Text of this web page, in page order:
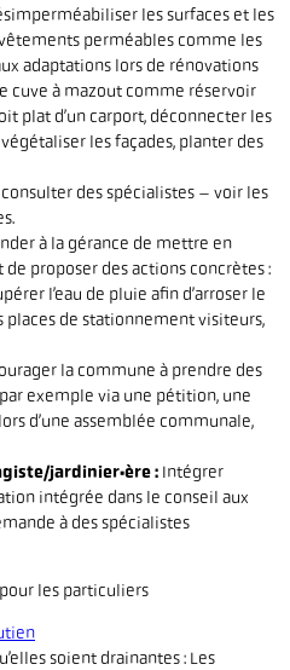
les surfaces et les
perméables comme les
adaptations lors de rénovations
cuve à mazout comme réservoir
plat d’un carport, déconnecter les
les façades, planter des
des spécialistes – voir les
à la gérance de mettre en
de proposer des actions concrètes :
l’eau de pluie afin d’arroser le
de stationnement visiteurs,
la commune à prendre des
exemple via une pétition, une
d’une assemblée communale,
jardinier·ère : Intégrer
intégrée dans le conseil aux
à des spécialistes
les particuliers
soient drainantes : Les